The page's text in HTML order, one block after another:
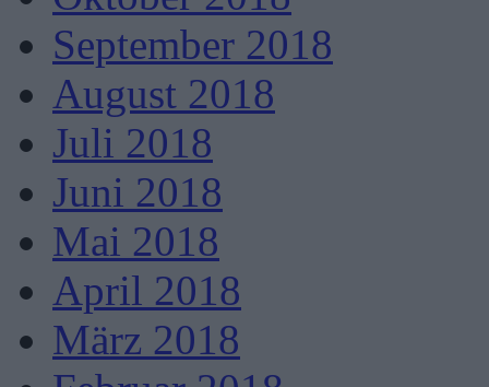
September 2018
August 2018
Juli 2018
Juni 2018
Mai 2018
April 2018
März 2018